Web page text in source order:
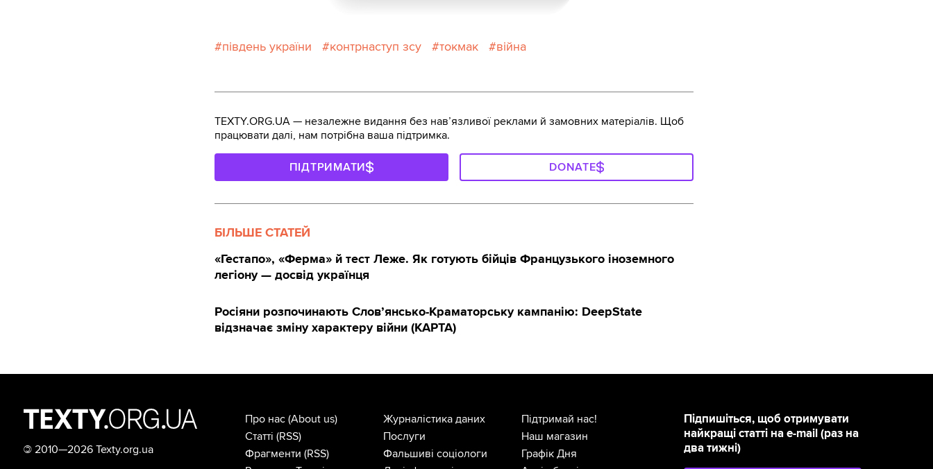
південь україни контрнаступ зсу токмак війна
TEXTY.ORG.UA — незалежне видання без навʼязливої реклами й замовних матеріалів. Щоб
працювати далі, нам потрібна ваша підтримка.
ПІДТРИМАТИ DONATE
БІЛЬШЕ СТАТЕЙ
«Гестапо», «Ферма» й тест Леже. Як готують бійців Французького іноземного
легіону — досвід українця
Росіяни розпочинають Слов’янсько-Краматорську кампанію: DeepState
відзначає зміну характеру війни (КАРТА)
© 2010—2026 Texty.org.ua
Підпишіться, щоб отримувати
найкращі статті на e-mail (раз на
два тижні)
Про нас (About us)
Статті (RSS)
Фрагменти (RSS)
Журналістика даних
Послуги
Фальшиві соціологи
Підтримай нас!
Наш магазин
Графік Дня